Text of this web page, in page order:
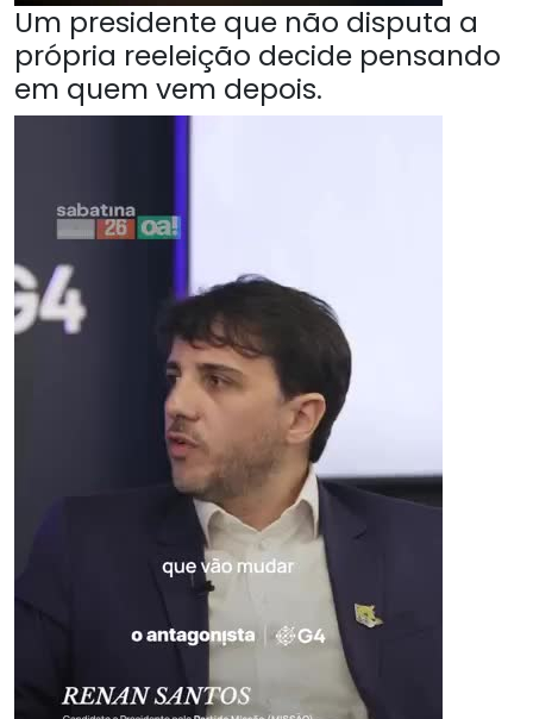
Um presidente que não disputa a
própria reeleição decide pensando
em quem vem depois.